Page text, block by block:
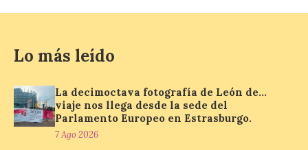
7 Ago 2026
Se trata de un visor web
así localizar el lugar ideal
para observar el eclipse
solar del 12 de agosto de 2026 sin
obstáculos. El visor es una herramienta a
Lo más leído
La decimoctava fotografía de León de…
viaje nos llega desde la sede del
Parlamento Europeo en Estrasburgo.
7 Ago 2026